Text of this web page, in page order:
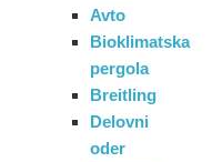
Avto
Bioklimatska
pergola
Breitling
Delovni
oder